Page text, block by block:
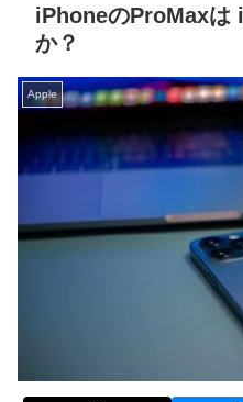
iPhoneのProMaxは
か？
Apple